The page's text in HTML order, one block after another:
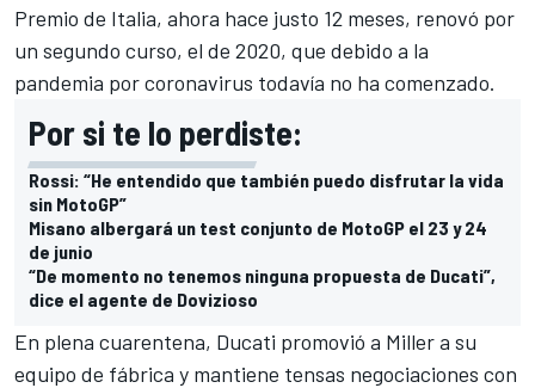
Premio de Italia, ahora hace justo 12 meses, renovó por
un segundo curso, el de 2020, que debido a la
pandemia por coronavirus todavía no ha comenzado.
Por si te lo perdiste:
Rossi: “He entendido que también puedo disfrutar la vida
sin MotoGP”
Misano albergará un test conjunto de MotoGP el 23 y 24
de junio
“De momento no tenemos ninguna propuesta de Ducati”,
dice el agente de Dovizioso
En plena cuarentena, Ducati promovió a Miller a su
equipo de fábrica y mantiene tensas negociaciones con